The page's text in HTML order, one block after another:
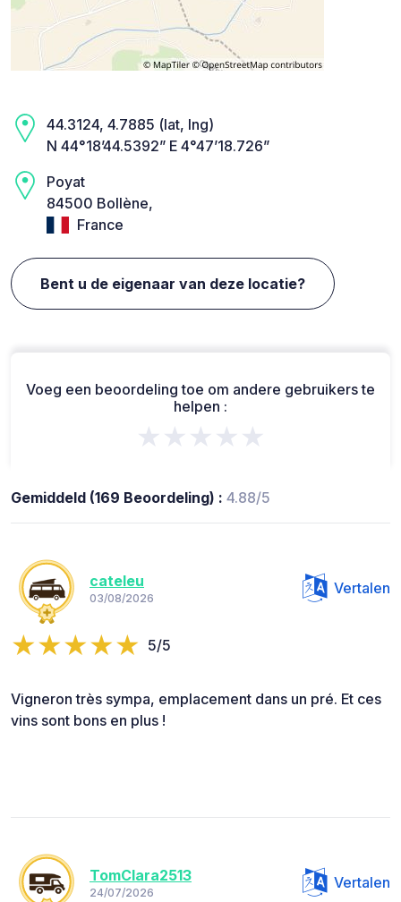
44.3124, 4.7885 (lat, lng)
N 44°18’44.5392” E 4°47’18.726”
Poyat
84500 Bollène,
France
Bent u de eigenaar van deze locatie?
Voeg een beoordeling toe om andere gebruikers te
helpen :
★★★★★
Gemiddeld (169 Beoordeling) : 4.88/5
cateleu
03/08/2026
Vertalen
5/5
Vigneron très sympa, emplacement dans un pré. Et ces
vins sont bons en plus !
TomClara2513
24/07/2026
Vertalen